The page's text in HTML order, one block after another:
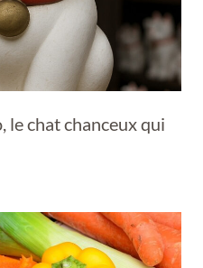
le chat chanceux qui